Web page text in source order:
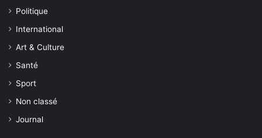
Politique
International
Art & Culture
Santé
Sport
Non classé
Journal